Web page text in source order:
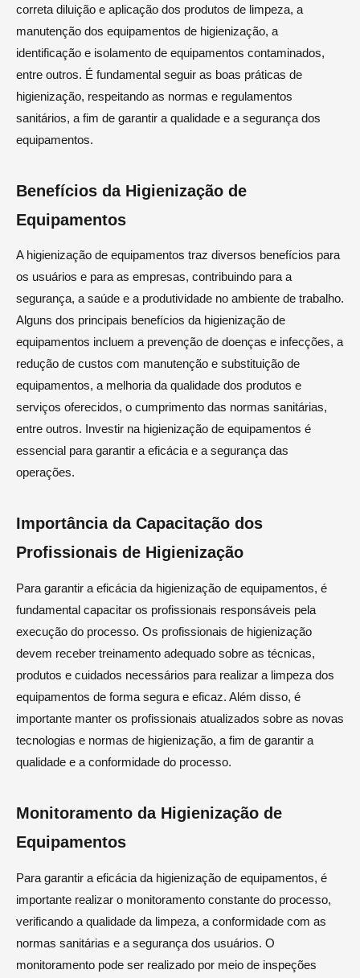
correta diluição e aplicação dos produtos de limpeza, a
manutenção dos equipamentos de higienização, a
identificação e isolamento de equipamentos contaminados,
entre outros. É fundamental seguir as boas práticas de
higienização, respeitando as normas e regulamentos
sanitários, a fim de garantir a qualidade e a segurança dos
equipamentos.
Benefícios da Higienização de
Equipamentos
A higienização de equipamentos traz diversos benefícios para
os usuários e para as empresas, contribuindo para a
segurança, a saúde e a produtividade no ambiente de trabalho.
Alguns dos principais benefícios da higienização de
equipamentos incluem a prevenção de doenças e infecções, a
redução de custos com manutenção e substituição de
equipamentos, a melhoria da qualidade dos produtos e
serviços oferecidos, o cumprimento das normas sanitárias,
entre outros. Investir na higienização de equipamentos é
essencial para garantir a eficácia e a segurança das
operações.
Importância da Capacitação dos
Profissionais de Higienização
Para garantir a eficácia da higienização de equipamentos, é
fundamental capacitar os profissionais responsáveis pela
execução do processo. Os profissionais de higienização
devem receber treinamento adequado sobre as técnicas,
produtos e cuidados necessários para realizar a limpeza dos
equipamentos de forma segura e eficaz. Além disso, é
importante manter os profissionais atualizados sobre as novas
tecnologias e normas de higienização, a fim de garantir a
qualidade e a conformidade do processo.
Monitoramento da Higienização de
Equipamentos
Para garantir a eficácia da higienização de equipamentos, é
importante realizar o monitoramento constante do processo,
verificando a qualidade da limpeza, a conformidade com as
normas sanitárias e a segurança dos usuários. O
monitoramento pode ser realizado por meio de inspeções